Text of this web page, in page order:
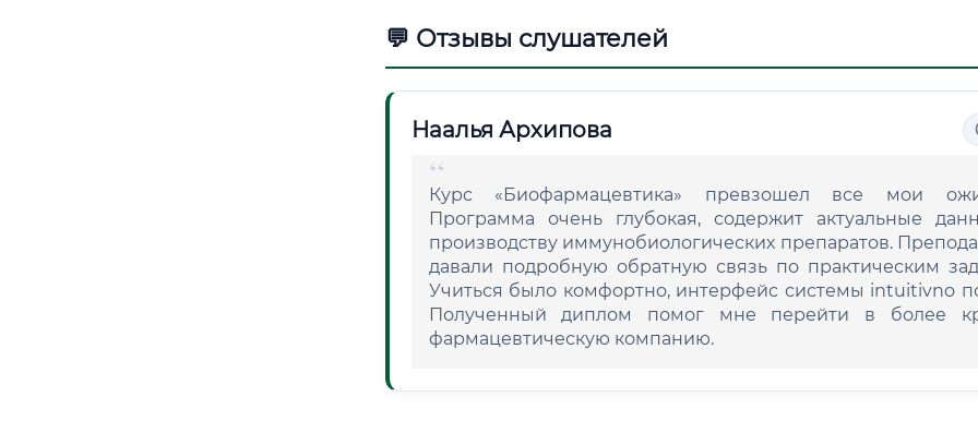
💬 Отзывы слушателей
Наалья Архипова
Курс «Биофармацевтика» превзошел все мои
Программа очень глубокая, содержит актуальные
производству иммунобиологических препаратов.
давали подробную обратную связь по практическим
Учиться было комфортно, интерфейс системы intuitivno
Полученный диплом помог мне перейти в более
фармацевтическую компанию.